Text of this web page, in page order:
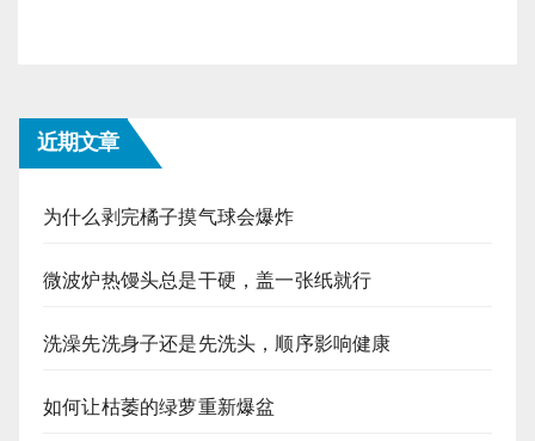
近期文章
为什么剥完橘子摸气球会爆炸
微波炉热馒头总是干硬，盖一张纸就行
洗澡先洗身子还是先洗头，顺序影响健康
如何让枯萎的绿萝重新爆盆